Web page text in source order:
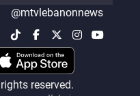
@mtvlebanonnews
reserved.